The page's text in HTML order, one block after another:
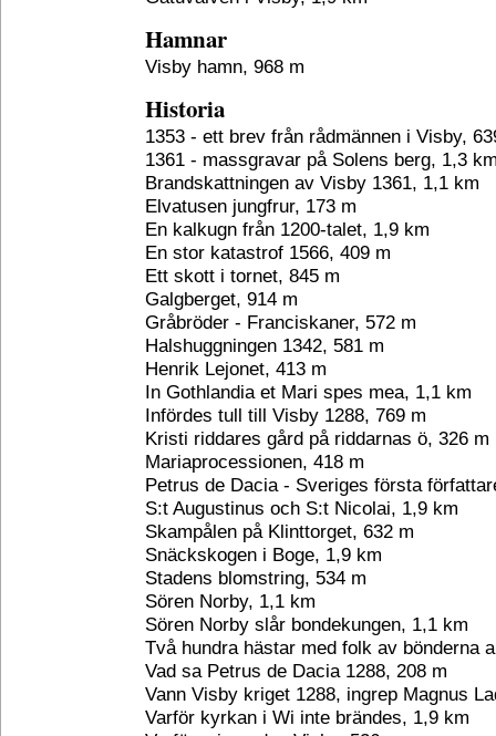
Hamnar
Visby hamn, 968 m
Historia
1353 - ett brev från rådmännen i Visby,
1361 - massgravar på Solens berg, 1,3
Brandskattningen av Visby 1361, 1,1 km
Elvatusen jungfrur, 173 m
En kalkugn från 1200-talet, 1,9 km
En stor katastrof 1566, 409 m
Ett skott i tornet, 845 m
Galgberget, 914 m
Gråbröder - Franciskaner, 572 m
Halshuggningen 1342, 581 m
Henrik Lejonet, 413 m
In Gothlandia et Mari spes mea, 1,1 km
Infördes tull till Visby 1288, 769 m
Kristi riddares gård på riddarnas ö, 326 m
Mariaprocessionen, 418 m
Petrus de Dacia - Sveriges första
S:t Augustinus och S:t Nicolai, 1,9 km
Skampålen på Klinttorget, 632 m
Snäckskogen i Boge, 1,9 km
Stadens blomstring, 534 m
Sören Norby, 1,1 km
Sören Norby slår bondekungen, 1,1 km
Två hundra hästar med folk av bönderna
Vad sa Petrus de Dacia 1288, 208 m
Vann Visby kriget 1288, ingrep Magnus
Varför kyrkan i Wi inte brändes, 1,9 km